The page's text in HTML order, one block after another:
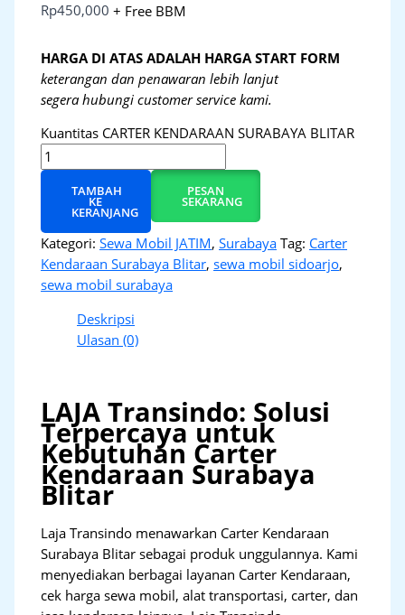
Rp450,000 + Free BBM
HARGA DI ATAS ADALAH HARGA START FORM
keterangan dan penawaran lebih lanjut
segera hubungi customer service kami.
Kuantitas CARTER KENDARAAN SURABAYA BLITAR
TAMBAH
KE
KERANJANG
PESAN
SEKARANG
Kategori:Sewa Mobil JATIM,Surabaya Tag: Carter
Kendaraan Surabaya Blitar,sewa mobil sidoarjo,
sewa mobil surabaya
Deskripsi
Ulasan (0)
LAJA Transindo: Solusi
Terpercaya untuk
Kebutuhan Carter
Kendaraan Surabaya
Blitar
Laja Transindo menawarkan Carter Kendaraan
Surabaya Blitar sebagai produk unggulannya. Kami
menyediakan berbagai layanan Carter Kendaraan,
cek harga sewa mobil, alat transportasi, carter, dan